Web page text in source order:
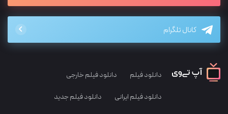
کانال تلگرام
دانلود فیلم دانلود فیلم خارجی
دانلود فیلم ایرانی دانلود فیلم جدید